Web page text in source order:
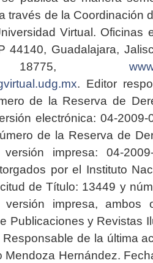
través de la Coordinación
Virtual. Oficinas
44140, Guadalajara,
. Editor
de la Reserva de
electrónica: 04-2009-
de la Reserva de
impresa: 04-2009-
por el Instituto
de Título: 13449 y
impresa, ambos
Publicaciones y Revistas
de la última
Mendoza Hernández.